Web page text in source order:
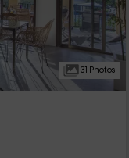
31 Photos